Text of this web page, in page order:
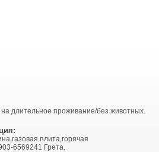
на длительное проживание/без животных.
плита,горячая
6569241 Грета.